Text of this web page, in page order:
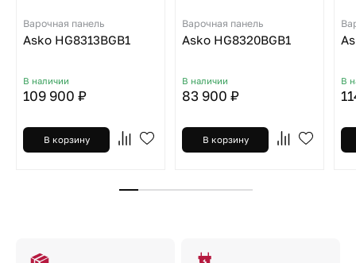
Варочная панель
Asko HG8313BGB1
В наличии
109 900 ₽
В корзину
Варочная панель
Asko HG8320BGB1
В наличии
83 900 ₽
В корзину
В